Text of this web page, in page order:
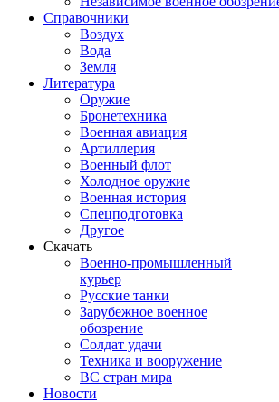
Справочники
Воздух
Вода
Земля
Литература
Оружие
Бронетехника
Военная авиация
Артиллерия
Военный флот
Холодное оружие
Военная история
Спецподготовка
Другое
Скачать
Военно-промышленный
курьер
Русские танки
Зарубежное военное
обозрение
Солдат удачи
Техника и вооружение
ВС стран мира
Новости